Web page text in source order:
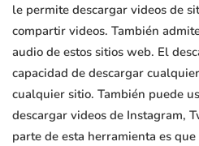
le permite descargar videos de
compartir videos. También
audio de estos sitios web. El
capacidad de descargar
cualquier sitio. También puede
descargar videos de Instagram,
parte de esta herramienta es